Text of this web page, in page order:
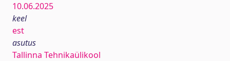
10.06.2025
keel
est
asutus
Tallinna Tehnikaülikool